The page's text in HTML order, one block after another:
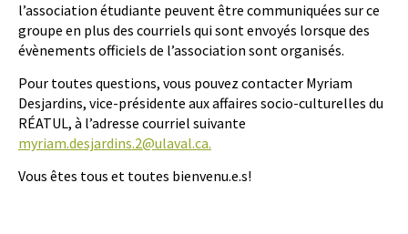
l’association étudiante peuvent être communiquées sur ce
groupe en plus des courriels qui sont envoyés lorsque des
évènements officiels de l’association sont organisés.
Pour toutes questions, vous pouvez contacter Myriam
Desjardins, vice-présidente aux affaires socio-culturelles du
RÉATUL, à l’adresse courriel suivante
myriam.desjardins.2@ulaval.ca.
Vous êtes tous et toutes bienvenu.e.s!